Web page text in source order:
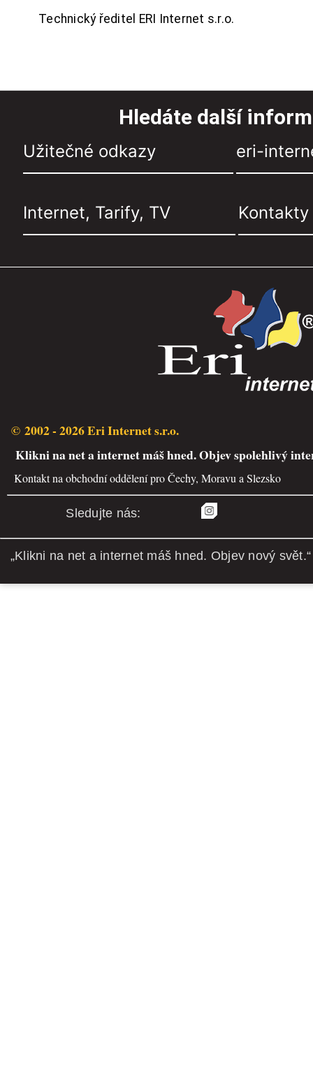
Technický ředitel ERI Internet s.r.o.
Hledáte další
Užitečné odkazy eri-
Internet, Tarify, TV Kontakty
© 2002 - 2026 Eri Internet s.r.o.
Klikni na net a internet máš hned. Objev spolehlivý
Kontakt na obchodní oddělení pro Čechy, Moravu a Slezsko
Sledujte nás:
„Klikni na net a internet máš hned. Objev nový svět.“